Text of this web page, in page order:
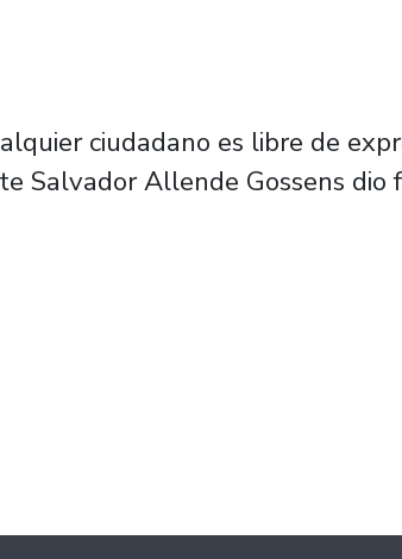
ciudadano es libre de
Salvador Allende Gossens
de los discursos de